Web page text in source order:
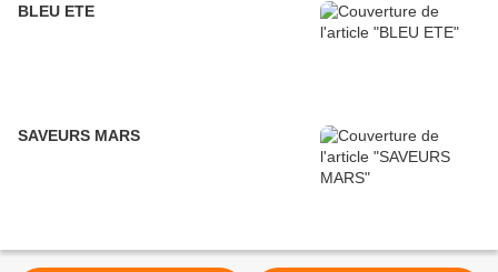
BLEU ETE
SAVEURS MARS